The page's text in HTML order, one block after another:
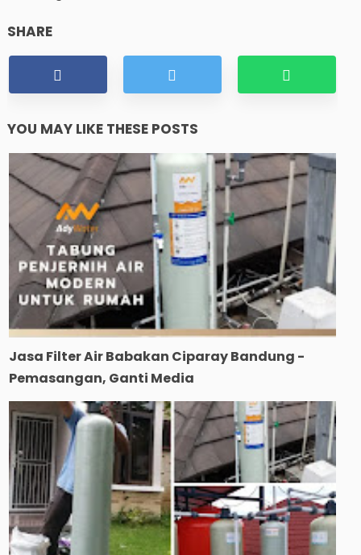
SHARE
YOU MAY LIKE THESE POSTS
Jasa Filter Air Babakan Ciparay Bandung -
Pemasangan, Ganti Media